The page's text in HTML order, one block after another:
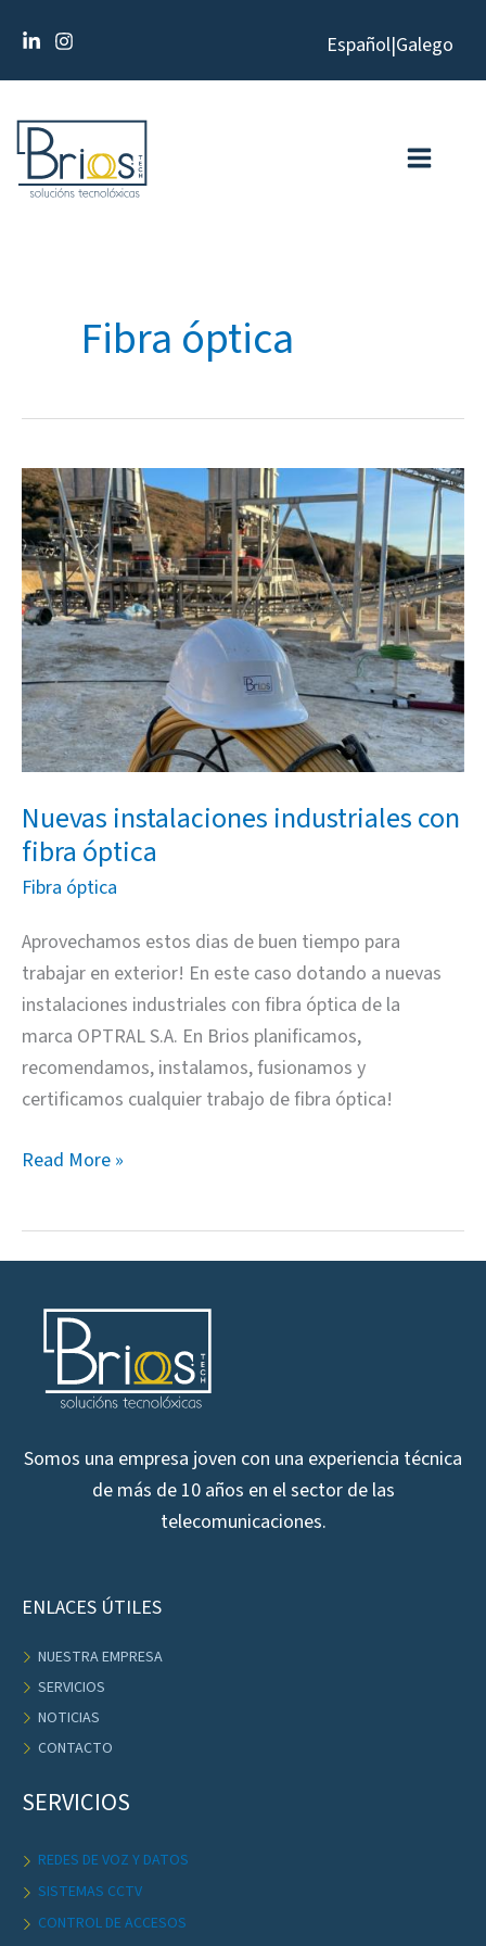
contenido
Español|Galego
Fibra óptica
Nuevas instalaciones industriales con
fibra óptica
Fibra óptica
Aprovechamos estos dias de buen tiempo para
trabajar en exterior! En este caso dotando a nuevas
instalaciones industriales con fibra óptica de la
marca OPTRAL S.A. En Brios planificamos,
recomendamos, instalamos, fusionamos y
certificamos cualquier trabajo de fibra óptica!
Nuevas
instalaciones
industriales
con
fibra
óptica
Read More »
Somos una empresa joven con una experiencia técnica
de más de 10 años en el sector de las
telecomunicaciones.
ENLACES ÚTILES
NUESTRA EMPRESA
SERVICIOS
NOTICIAS
CONTACTO
SERVICIOS
REDES DE VOZ Y DATOS
SISTEMAS CCTV
CONTROL DE ACCESOS